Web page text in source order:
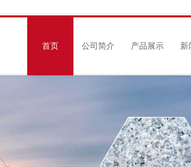
首页 公司简介 产品展示 新